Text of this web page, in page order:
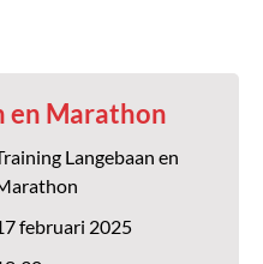
en Marathon
Langebaan en
februari 2025